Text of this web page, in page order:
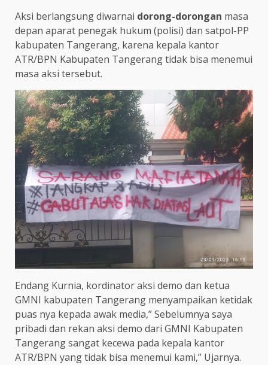
Aksi berlangsung diwarnai dorong-dorongan masa
depan aparat penegak hukum (polisi) dan satpol-PP
kabupaten Tangerang, karena kepala kantor
ATR/BPN Kabupaten Tangerang tidak bisa menemui
masa aksi tersebut.
Endang Kurnia, kordinator aksi demo dan ketua
GMNI kabupaten Tangerang menyampaikan ketidak
puas nya kepada awak media,” Sebelumnya saya
pribadi dan rekan aksi demo dari GMNI Kabupaten
Tangerang sangat kecewa pada kepala kantor
ATR/BPN yang tidak bisa menemui kami,” Ujarnya.